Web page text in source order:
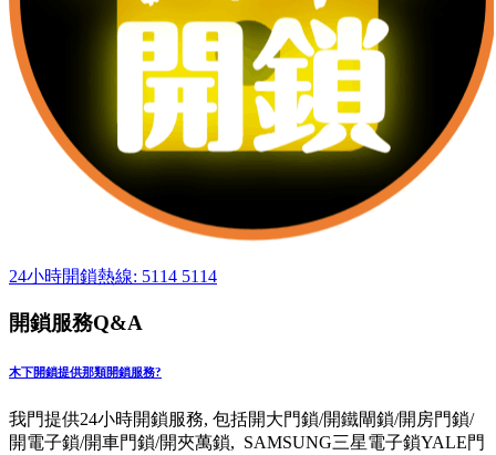
24小時開鎖熱線: 5114 5114
開鎖服務Q&A
木下開鎖提供那類開鎖服務?
我門提供24小時開鎖服務, 包括開大門鎖/開鐵閘鎖/開房門鎖/
開電子鎖/開車門鎖/開夾萬鎖, SAMSUNG三星電子鎖YALE門